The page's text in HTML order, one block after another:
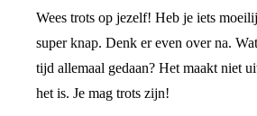
Wees trots op jezelf! Heb je iets
super knap. Denk er even over na.
tijd allemaal gedaan? Het maakt niet
het is. Je mag trots zijn!